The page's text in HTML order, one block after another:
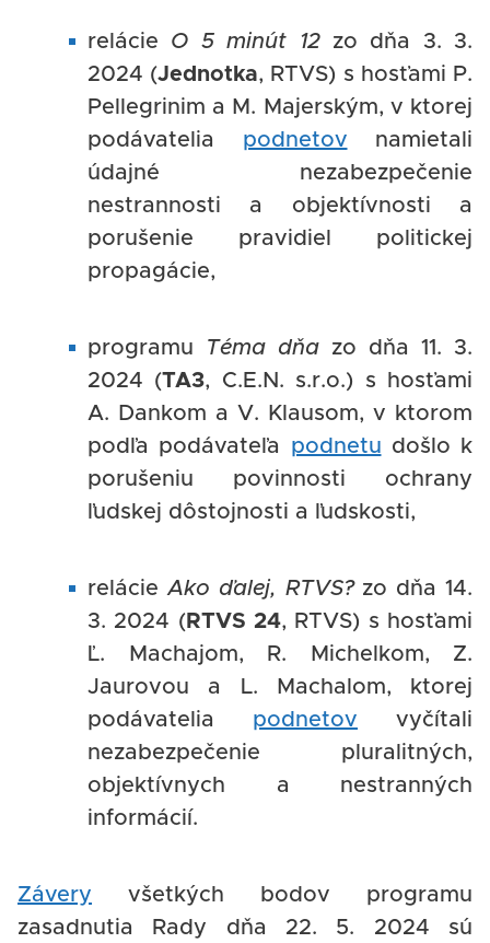
relácie O 5 minút 12zo dňa 3. 3.
2024 (Jednotka, RTVS) s hosťami P.
Pellegrinim a M. Majerským, v ktorej
podávatelia podnetov namietali
údajné nezabezpečenie
nestrannosti a objektívnosti a
porušenie pravidiel politickej
propagácie,
programu Téma dňa zo dňa 11. 3.
2024 (TA3, C.E.N. s.r.o.) s hosťami
A. Dankom a V. Klausom, v ktorom
podľa podávateľa podnetu došlo k
porušeniu povinnosti ochrany
ľudskej dôstojnosti a ľudskosti,
relácieAko ďalej, RTVS?zo dňa 14.
3. 2024 (RTVS 24, RTVS) s hosťami
Ľ. Machajom, R. Michelkom, Z.
Jaurovou a L. Machalom, ktorej
podávatelia podnetov vyčítali
nezabezpečenie pluralitných,
objektívnych a nestranných
informácií.
Závery všetkých bodov programu
zasadnutia Rady dňa 22. 5. 2024 sú